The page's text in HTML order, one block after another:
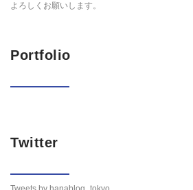
よろしくお願いします。
Portfolio
Twitter